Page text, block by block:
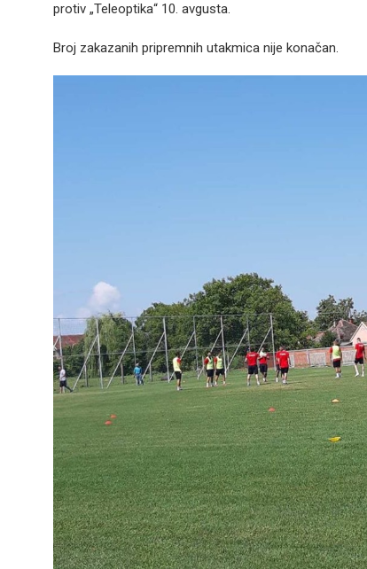
protiv „Teleoptika“ 10. avgusta.
Broj zakazanih pripremnih utakmica nije konačan.